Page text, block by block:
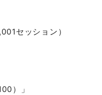
セッション）
）」